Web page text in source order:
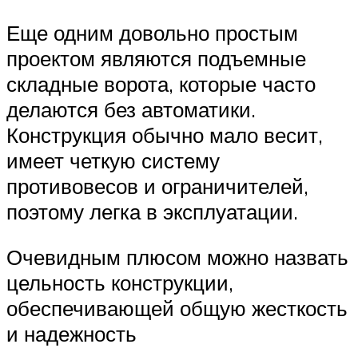
Еще одним довольно простым
проектом являются подъемные
складные ворота, которые часто
делаются без автоматики.
Конструкция обычно мало весит,
имеет четкую систему
противовесов и ограничителей,
поэтому легка в эксплуатации.
Очевидным плюсом можно назвать
цельность конструкции,
обеспечивающей общую жесткость
и надежность